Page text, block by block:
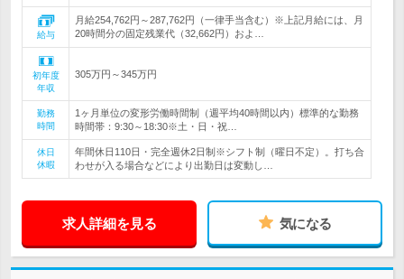
給与
月給254,762円～287,762円（一律手当含む）※上記月給には、月
20時間分の固定残業代（32,662円）およ…
初年度
年収
305万円～345万円
勤務
時間
1ヶ月単位の変形労働時間制（週平均40時間以内）標準的な勤務
時間帯：9:30～18:30※土・日・祝…
休日
休暇
年間休日110日・完全週休2日制※シフト制（曜日不定）。打ち合
わせが入る場合などにより出勤日は変動し…
求人詳細を見る 気になる